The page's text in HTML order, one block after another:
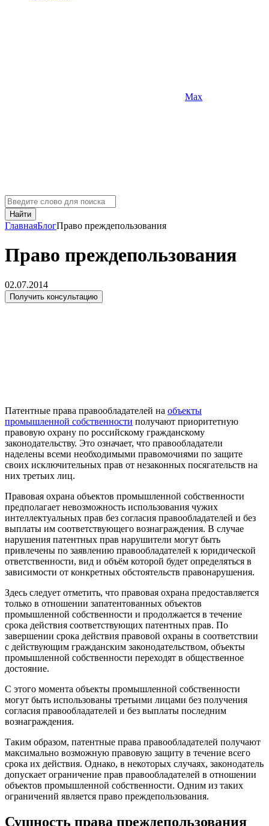
Max
Найти
ГлавнаяБлогПраво преждепользования
Право преждепользования
02.07.2014
Получить консультацию
Патентные права правообладателей на объекты
промышленной собственности получают приоритетную
правовую охрану по российскому гражданскому
законодательству. Это означает, что правообладатели
наделены всеми необходимыми правомочиями по защите
своих исключительных прав от незаконных посягательств на
них третьих лиц.
Правовая охрана объектов промышленной собственности
предполагает невозможность использования чужих
интеллектуальных прав без согласия правообладателей и без
выплаты им соответствующего вознаграждения. В случае
нарушения патентных прав нарушители могут быть
привлечены по заявлению правообладателей к юридической
ответственности, вид и объём которой будет определяться в
зависимости от конкретных обстоятельств правонарушения.
Здесь следует отметить, что правовая охрана предоставляется
только в отношении запатентованных объектов
промышленной собственности и продолжается в течение
срока действия соответствующих патентных прав. По
завершении срока действия правовой охраны в соответствии
с действующим гражданским законодательством, объекты
промышленной собственности переходят в общественное
достояние.
С этого момента объекты промышленной собственности
могут быть использованы третьими лицами без получения
согласия правообладателей и без выплаты последним
вознаграждения.
Таким образом, патентные права правообладателей получают
максимально возможную правовую защиту в течение всего
срока их действия. Однако, в некоторых случаях, законодатель
допускает ограничение прав правообладателей в отношении
объектов промышленной собственности. Одним из таких
ограничений является право преждепользования.
Сущность права преждепользования